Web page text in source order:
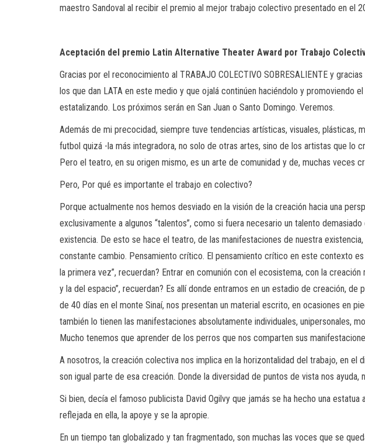
maestro Sandoval al recibir el premio al mejor trabajo colectivo presentado en el
Aceptación del premio Latin Alternative Theater Award por Trabajo
Gracias por el reconocimiento al TRABAJO COLECTIVO SOBRESALIENTE y
los que dan LATA en este medio y que ojalá continúen haciéndolo y
estatalizando. Los próximos serán en San Juan o Santo Domingo. Veremos.
Además de mi precocidad, siempre tuve tendencias artísticas, visuales,
futbol quizá -la más integradora, no solo de otras artes, sino de los artistas que lo
Pero el teatro, en su origen mismo, es un arte de comunidad y de, muchas veces
Pero, Por qué es importante el trabajo en colectivo?
Porque actualmente nos hemos desviado en la visión de la creación hacia una
exclusivamente a algunos “talentos”, como si fuera necesario un talento
existencia. De esto se hace el teatro, de las manifestaciones de nuestra
constante cambio. Pensamiento crítico. El pensamiento crítico en este contexto
la primera vez”, recuerdan? Entrar en comunión con el ecosistema, con la
y la del espacio”, recuerdan? Es allí donde entramos en un estadio de creación,
de 40 días en el monte Sinaí, nos presentan un material escrito, en ocasiones en
también lo tienen las manifestaciones absolutamente individuales, unipersonales,
Mucho tenemos que aprender de los perros que nos comparten sus
A nosotros, la creación colectiva nos implica en la horizontalidad del trabajo, en
son igual parte de esa creación. Donde la diversidad de puntos de vista nos
Si bien, decía el famoso publicista David Ogilvy que jamás se ha hecho una
reflejada en ella, la apoye y se la apropie.
En un tiempo tan globalizado y tan fragmentado, son muchas las voces que se